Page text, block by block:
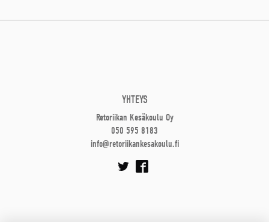
YHTEYS
Retoriikan Kesäkoulu Oy
050 595 8183
info@retoriikankesakoulu.fi